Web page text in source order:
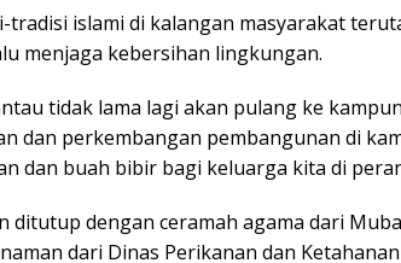
islami di kalangan masyarakat
menjaga kebersihan lingkungan.
tidak lama lagi akan pulang ke
dan perkembangan pembangunan di
dan buah bibir bagi keluarga kita di
ditutup dengan ceramah agama dari
dari Dinas Perikanan dan Ketahanan